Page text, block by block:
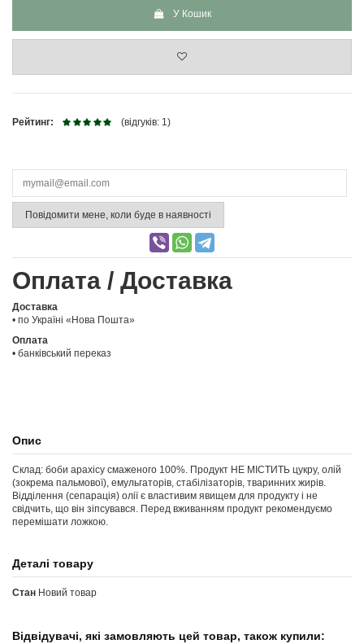
У Кошик
Рейтинг: (відгуків: 1)
Повідомити мене, коли буде в наявності
Оплата / Доставка
Доставка
• по Україні «Нова Пошта»
Оплата
• банківський переказ
Опис
Склад: боби арахісу смаженого 100%. Продукт НЕ МІСТИТЬ цукру, олій
(зокрема пальмової), емульгаторів, стабілізаторів, тваринних жирів.
Відділення (сепарація) олії є властивим явищем для продукту і не
свідчить, що він зіпсувався. Перед вживанням продукт рекомендуємо
перемішати ложкою.
Деталі товару
Стан Новий товар
Відвідувачі, які замовляють цей товар, також купили: